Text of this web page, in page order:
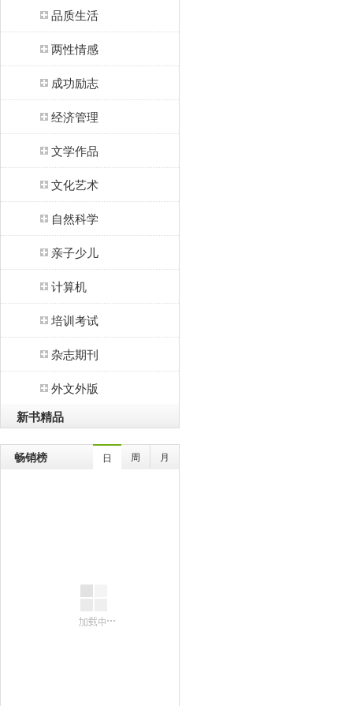
品质生活
两性情感
成功励志
经济管理
文学作品
文化艺术
自然科学
亲子少儿
计算机
培训考试
杂志期刊
外文外版
新书精品
畅销榜 日 周 月